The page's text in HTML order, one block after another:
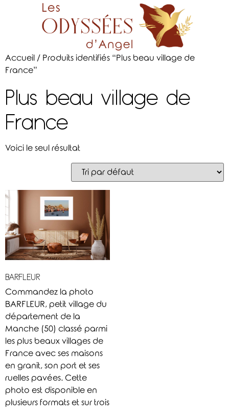
Accueil / Produits identifiés “Plus beau village de
France”
Plus beau village de
France
Voici le seul résultat
BARFLEUR
Commandez la photo
BARFLEUR, petit village du
département de la
Manche (50) classé parmi
les plus beaux villages de
France avec ses maisons
en granit, son port et ses
ruelles pavées. Cette
photo est disponible en
plusieurs formats et sur trois